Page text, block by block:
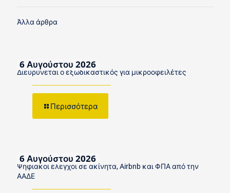
Άλλα άρθρα
6 Αυγούστου 2026
Διευρύνεται ο εξωδικαστικός για μικροοφειλέτες
Περισσότερα
6 Αυγούστου 2026
Ψηφιακοί έλεγχοι σε ακίνητα, Airbnb και ΦΠΑ από την
ΑΑΔΕ